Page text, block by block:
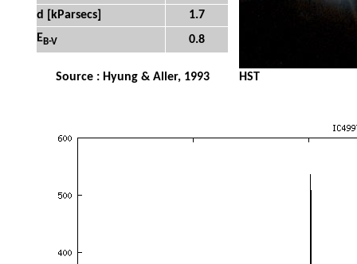
d [kParsecs]
1.7
EB-V 0.8
Source : Hyung & Aller, 1993 HST